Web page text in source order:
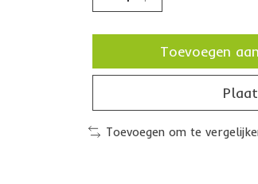
Toevoegen
Toevoegen om te